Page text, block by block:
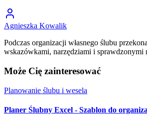
Agnieszka Kowalik
Podczas organizacji własnego ślubu
wskazówkami, narzędziami i
Może Cię zainteresować
Planowanie ślubu i wesela
Planer Ślubny Excel - Szablon do